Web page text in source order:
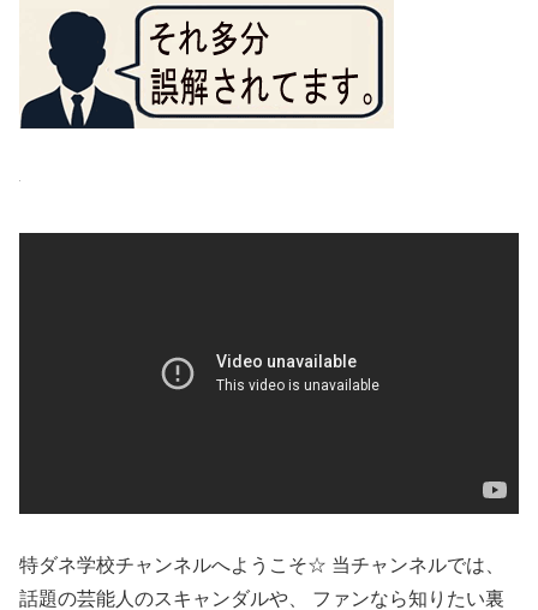
特ダネ学校チャンネルへようこそ☆ 当チャンネルでは、
話題の芸能人のスキャンダルや、 ファンなら知りたい裏